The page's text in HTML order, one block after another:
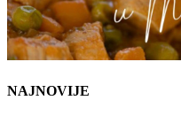
NAJNOVIJE